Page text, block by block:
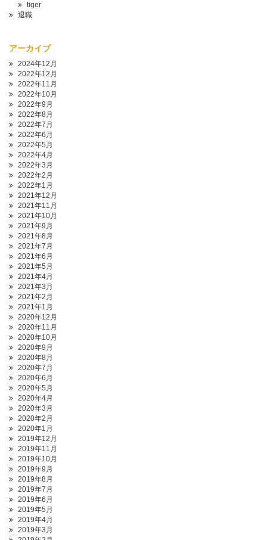
tiger
退職
アーカイブ
2024年12月
2022年12月
2022年11月
2022年10月
2022年9月
2022年8月
2022年7月
2022年6月
2022年5月
2022年4月
2022年3月
2022年2月
2022年1月
2021年12月
2021年11月
2021年10月
2021年9月
2021年8月
2021年7月
2021年6月
2021年5月
2021年4月
2021年3月
2021年2月
2021年1月
2020年12月
2020年11月
2020年10月
2020年9月
2020年8月
2020年7月
2020年6月
2020年5月
2020年4月
2020年3月
2020年2月
2020年1月
2019年12月
2019年11月
2019年10月
2019年9月
2019年8月
2019年7月
2019年6月
2019年5月
2019年4月
2019年3月